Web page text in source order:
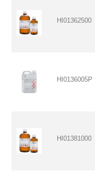
HI01362500
HI0136005P
HI01381000